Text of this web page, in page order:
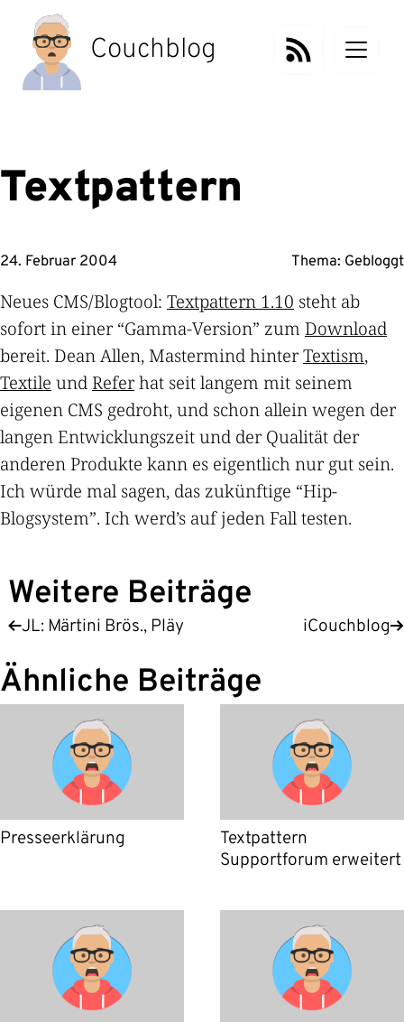
Inhalt
springen
Couchblog
Textpattern
24. Februar 2004 Thema: Gebloggt
Neues CMS/Blogtool: Textpattern 1.10 steht ab
sofort in einer “Gamma-Version” zum Download
bereit. Dean Allen, Mastermind hinterTextism,
Textile undReferhat seit langem mit seinem
eigenen CMS gedroht, und schon allein wegen der
langen Entwicklungszeit und der Qualität der
anderen Produkte kann es eigentlich nur gut sein.
Ich würde mal sagen, das zukünftige “Hip-
Blogsystem”. Ich werd’s auf jeden Fall testen.
Weitere Beiträge
JL: Märtini Brös., Pläy iCouchblog
Ähnliche Beiträge
Presseerklärung
Textpattern
Supportforum erweitert